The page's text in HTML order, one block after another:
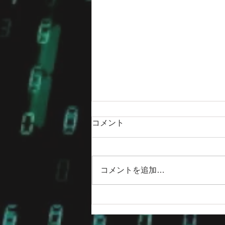
「チューニング コンプリー
コメント
コメントを追加…